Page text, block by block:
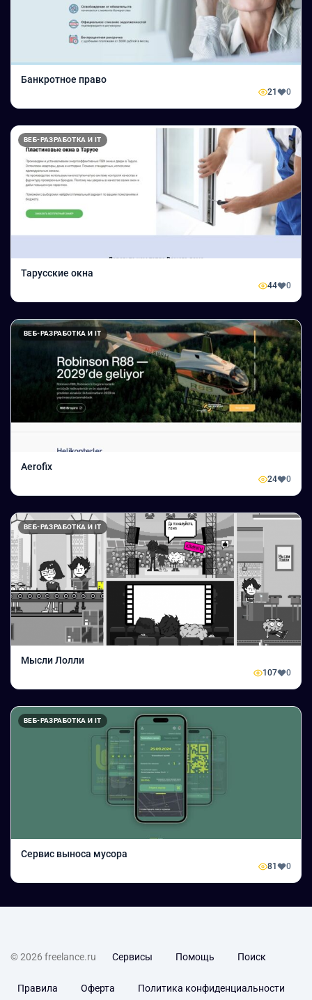
Банкротное право
21 0
ВЕБ-РАЗРАБОТКА И IT
Тарусские окна
44 0
ВЕБ-РАЗРАБОТКА И IT
Aerofix
24 0
ВЕБ-РАЗРАБОТКА И IT
Мысли Лолли
107 0
ВЕБ-РАЗРАБОТКА И IT
Сервис выноса мусора
81 0
© 2026 freelance.ru Сервисы Помощь Поиск
Правила Оферта Политика конфиденциальности